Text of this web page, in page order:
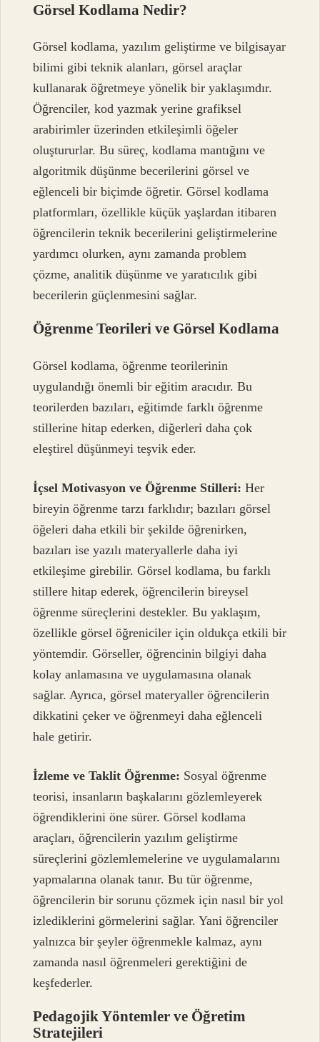
Görsel Kodlama Nedir?
Görsel kodlama, yazılım geliştirme ve bilgisayar
bilimi gibi teknik alanları, görsel araçlar
kullanarak öğretmeye yönelik bir yaklaşımdır.
Öğrenciler, kod yazmak yerine grafiksel
arabirimler üzerinden etkileşimli öğeler
oluştururlar. Bu süreç, kodlama mantığını ve
algoritmik düşünme becerilerini görsel ve
eğlenceli bir biçimde öğretir. Görsel kodlama
platformları, özellikle küçük yaşlardan itibaren
öğrencilerin teknik becerilerini geliştirmelerine
yardımcı olurken, aynı zamanda problem
çözme, analitik düşünme ve yaratıcılık gibi
becerilerin güçlenmesini sağlar.
Öğrenme Teorileri ve Görsel Kodlama
Görsel kodlama, öğrenme teorilerinin
uygulandığı önemli bir eğitim aracıdır. Bu
teorilerden bazıları, eğitimde farklı öğrenme
stillerine hitap ederken, diğerleri daha çok
eleştirel düşünmeyi teşvik eder.
İçsel Motivasyon ve Öğrenme Stilleri: Her
bireyin öğrenme tarzı farklıdır; bazıları görsel
öğeleri daha etkili bir şekilde öğrenirken,
bazıları ise yazılı materyallerle daha iyi
etkileşime girebilir. Görsel kodlama, bu farklı
stillere hitap ederek, öğrencilerin bireysel
öğrenme süreçlerini destekler. Bu yaklaşım,
özellikle görsel öğreniciler için oldukça etkili bir
yöntemdir. Görseller, öğrencinin bilgiyi daha
kolay anlamasına ve uygulamasına olanak
sağlar. Ayrıca, görsel materyaller öğrencilerin
dikkatini çeker ve öğrenmeyi daha eğlenceli
hale getirir.
İzleme ve Taklit Öğrenme: Sosyal öğrenme
teorisi, insanların başkalarını gözlemleyerek
öğrendiklerini öne sürer. Görsel kodlama
araçları, öğrencilerin yazılım geliştirme
süreçlerini gözlemlemelerine ve uygulamalarını
yapmalarına olanak tanır. Bu tür öğrenme,
öğrencilerin bir sorunu çözmek için nasıl bir yol
izlediklerini görmelerini sağlar. Yani öğrenciler
yalnızca bir şeyler öğrenmekle kalmaz, aynı
zamanda nasıl öğrenmeleri gerektiğini de
keşfederler.
Pedagojik Yöntemler ve Öğretim
Stratejileri